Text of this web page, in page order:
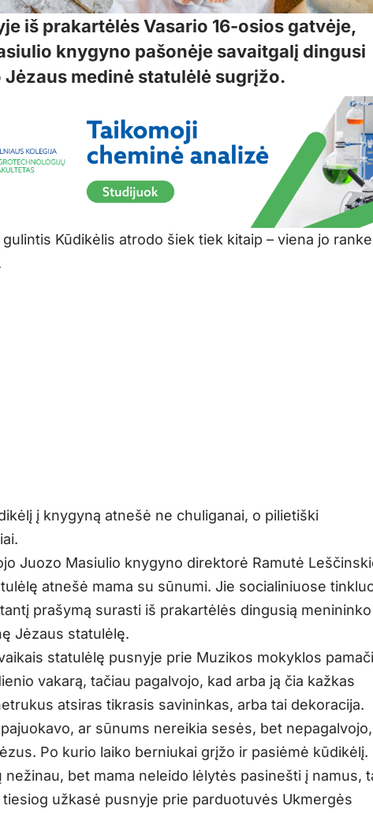
iš prakartėlės Vasario 16-osios gatvėje,
knygyno pašonėje savaitgalį dingusi
Jėzaus medinė statulėlė sugrįžo.
Kūdikėlis atrodo šiek tiek kitaip – viena jo
į knygyną atnešė ne chuliganai, o pilietiški
Juozo Masiulio knygyno direktorė Ramutė
atnešė mama su sūnumi. Jie socialiniuose
prašymą surasti iš prakartėlės dingusią menininko
Jėzaus statulėlę.
statulėlę pusnyje prie Muzikos mokyklos
vakarą, tačiau pagalvojo, kad arba ją čia kažkas
atsiras tikrasis savininkas, arba tai dekoracija.
pajuokavo, ar sūnums nereikia sesės, bet
Po kurio laiko berniukai grįžo ir pasiėmė kūdikėlį.
nežinau, bet mama neleido lėlytės pasinešti į namus,
tiesiog užkasė pusnyje prie parduotuvės Ukmergės